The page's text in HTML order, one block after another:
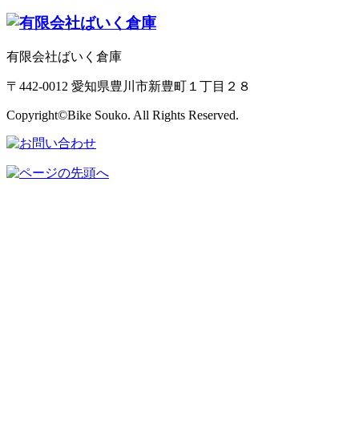
有限会社ばいく倉庫
〒442-0012 愛知県豊川市新豊町１丁目２８
Copyright©Bike Souko. All Rights Reserved.